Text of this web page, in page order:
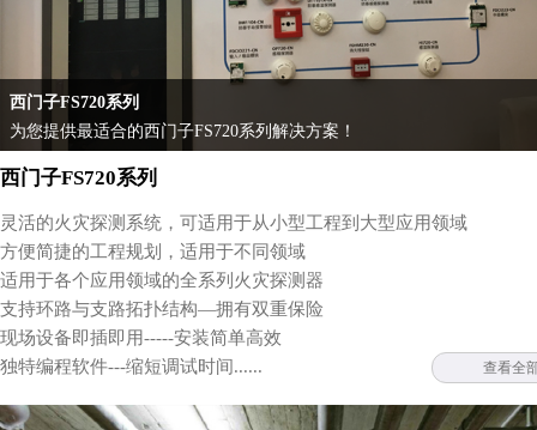
西门子FS720系列
为您提供最适合的西门子FS720系列解决方案！
西门子FS720系列
灵活的火灾探测系统，可适用于从小型工程到大型应用领域
方便简捷的工程规划，适用于不同领域
适用于各个应用领域的全系列火灾探测器
支持环路与支路拓扑结构—拥有双重保险
现场设备即插即用-----安装简单高效
独特编程软件---缩短调试时间......
查看全